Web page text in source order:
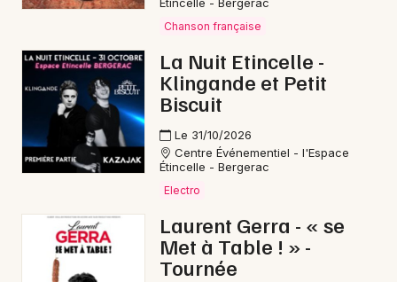
Choisir mes départements
Mon email
Étincelle - Bergerac
Chanson française
La Nuit Etincelle -
Klingande et Petit
Biscuit
Le 31/10/2026
Centre Événementiel - l'Espace
Étincelle - Bergerac
Electro
Laurent Gerra - « se
Met à Table ! » -
Tournée